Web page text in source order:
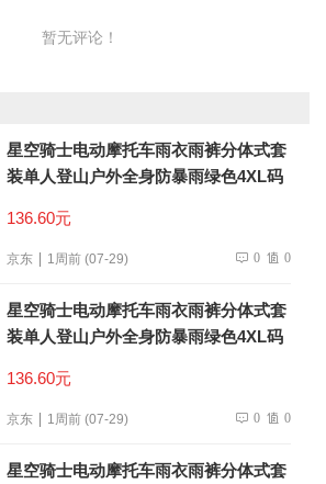
暂无评论！
星空骑士电动摩托车雨衣雨裤分体式套
装单人登山户外全身防暴雨绿色4XL码
136.60元
京东 1周前 (07-29) 0 0
星空骑士电动摩托车雨衣雨裤分体式套
装单人登山户外全身防暴雨绿色4XL码
136.60元
京东 1周前 (07-29) 0 0
星空骑士电动摩托车雨衣雨裤分体式套